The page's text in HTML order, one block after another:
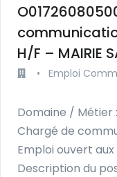
H/F – MAIRIE
• Emploi
Domaine /
Chargé de
Emploi ouvert
Description du